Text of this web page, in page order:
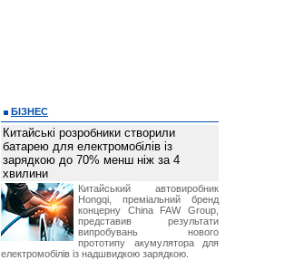
БІЗНЕС
Китайські розробники створили
батарею для електромобілів із
зарядкою до 70% менш ніж за 4
хвилини
Китайський автовиробник
Hongqi, преміальний бренд
концерну China FAW Group,
представив результати
випробувань нового
прототипу акумулятора для
електромобілів із надшвидкою зарядкою.